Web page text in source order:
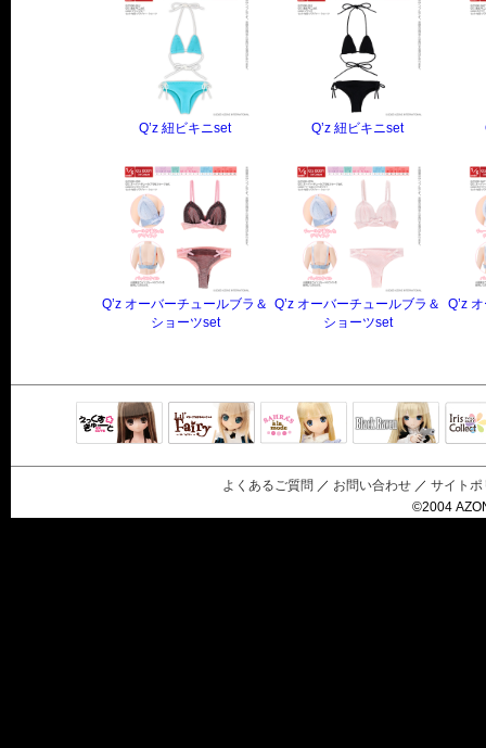
Q’z 紐ビキニset Q’z 紐ビキニset
Q’z オーバーチュールブラ＆
ショーツset
Q’z オーバーチュールブラ＆
ショーツset
Q’z
よくあるご質問 ／ お問い合わせ ／ サイトポ
©2004